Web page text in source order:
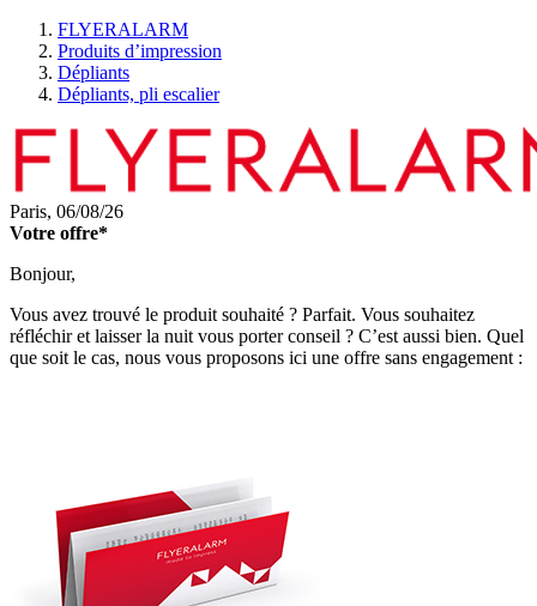
FLYERALARM
Produits d’impression
Dépliants
Dépliants, pli escalier
Paris, 06/08/26
Votre offre*
Bonjour,
Vous avez trouvé le produit souhaité ? Parfait. Vous souhaitez
réfléchir et laisser la nuit vous porter conseil ? C’est aussi bien. Quel
que soit le cas, nous vous proposons ici une offre sans engagement :